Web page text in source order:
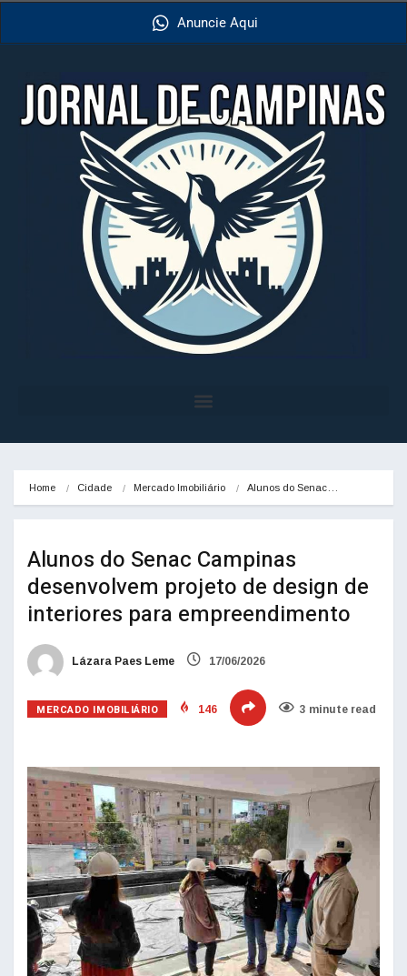
Anuncie Aqui
Home Cidade Mercado Imobiliário Alunos do Senac…
Alunos do Senac Campinas
desenvolvem projeto de design de
interiores para empreendimento
Lázara Paes Leme 17/06/2026
MERCADO IMOBILIÁRIO 146 3 minute read